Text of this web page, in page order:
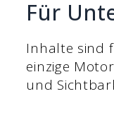
Für
Inhalte sind
einzige
und